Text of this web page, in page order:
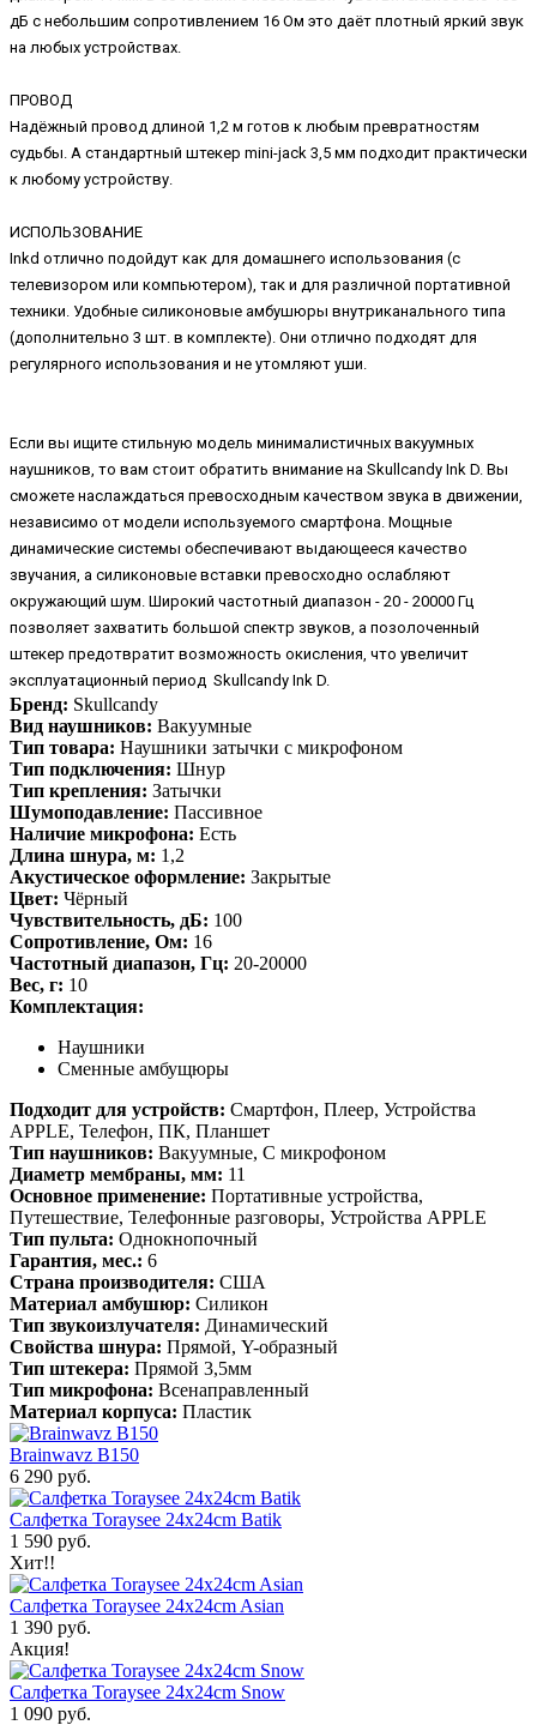
дБ с небольшим сопротивлением 16 Ом это даёт плотный яркий звук
на любых устройствах.
ПРОВОД
Надёжный провод длиной 1,2 м готов к любым превратностям
судьбы. А стандартный штекер mini-jack 3,5 мм подходит практически
к любому устройству.
ИСПОЛЬЗОВАНИЕ
Inkd отлично подойдут как для домашнего использования (с
телевизором или компьютером), так и для различной портативной
техники. Удобные силиконовые амбушюры внутриканального типа
(дополнительно 3 шт. в комплекте). Они отлично подходят для
регулярного использования и не утомляют уши.
Если вы ищите стильную модель минималистичных вакуумных
наушников, то вам стоит обратить внимание на Skullcandy Ink D. Вы
сможете наслаждаться превосходным качеством звука в движении,
независимо от модели используемого смартфона. Мощные
динамические системы обеспечивают выдающееся качество
звучания, а силиконовые вставки превосходно ослабляют
окружающий шум. Широкий частотный диапазон - 20 - 20000 Гц
позволяет захватить большой спектр звуков, а позолоченный
штекер предотвратит возможность окисления, что увеличит
эксплуатационный период Skullcandy Ink D.
Бренд: Skullcandy
Вид наушников: Вакуумные
Тип товара: Наушники затычки с микрофоном
Тип подключения: Шнур
Тип крепления: Затычки
Шумоподавление: Пассивное
Наличие микрофона: Есть
Длина шнура, м: 1,2
Акустическое оформление: Закрытые
Цвет: Чёрный
Чувствительность, дБ: 100
Сопротивление, Ом: 16
Частотный диапазон, Гц: 20-20000
Вес, г: 10
Комплектация:
Наушники
Сменные амбущюры
Подходит для устройств: Смартфон, Плеер, Устройства
APPLE, Телефон, ПК, Планшет
Тип наушников: Вакуумные, С микрофоном
Диаметр мембраны, мм: 11
Основное применение: Портативные устройства,
Путешествие, Телефонные разговоры, Устройства APPLE
Тип пульта: Однокнопочный
Гарантия, мес.: 6
Страна производителя: США
Материал амбушюр: Силикон
Тип звукоизлучателя: Динамический
Свойства шнура: Прямой, Y-образный
Тип штекера: Прямой 3,5мм
Тип микрофона: Всенаправленный
Материал корпуса: Пластик
Brainwavz B150
6 290 руб.
Салфетка Toraysee 24x24cm Batik
1 590 руб.
Хит!!
Салфетка Toraysee 24x24cm Asian
1 390 руб.
Акция!
Салфетка Toraysee 24x24cm Snow
1 090 руб.